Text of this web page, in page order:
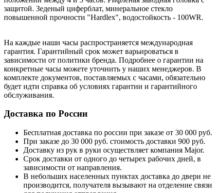
защитой. Зеденый циферблат, минеральное стекло
повышенной прочности "Hardlex", водостойкость - 100WR.
На каждые наши часы распространяется международная
гарантия. Гарантийный срок может варьироваться в
зависимости от политики бренда. Подробнее о гарантии на
конкретные часы можете уточнить у наших менеджеров. В
комплекте документов, поставляемых с часами, обязательно
будет идти справка об условиях гарантии и гарантийного
обслуживания.
Доставка по России
Бесплатная доставка по россии при заказе от 30 000 руб.
При заказе до 30 000 руб. стоимость доставки 900 руб.
Доставку из рук в руки осуществляет компания Major.
Срок доставки от одного до четырех рабочих дней, в
зависимости от направления.
В небольших населенных пунктах доставка до двери не
производится, получателя вызывают на отделение связи